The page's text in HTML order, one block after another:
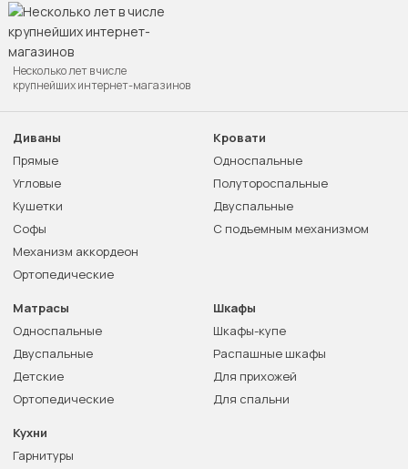
Несколько лет в числе
крупнейших интернет-магазинов
Диваны
Прямые
Угловые
Кушетки
Софы
Механизм аккордеон
Ортопедические
Кровати
Односпальные
Полутороспальные
Двуспальные
С подъемным механизмом
Матрасы
Односпальные
Двуспальные
Детские
Ортопедические
Шкафы
Шкафы-купе
Распашные шкафы
Для прихожей
Для спальни
Кухни
Гарнитуры